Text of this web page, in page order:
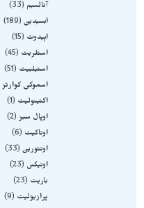
آنالسیم
33
ابسیدین 189
اپیدوت
15
استلریت
45
استیلبیت
51
اسموکی کوارتز
اکتینولیت
1
اوپال سبز 2
اوناکیت
6
اونتورین 33
اونیکس
23
باریت
23
پرازیولیت
9